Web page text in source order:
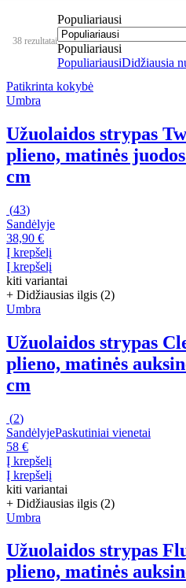
38 rezultatai
Populiariausi
Populiariausi
PopuliariausiDidžiausia
Patikrinta kokybė
Umbra
Užuolaidos strypas
plieno, matinės
cm
(43)
Sandėlyje
38,90 €
Į krepšelį
Į krepšelį
kiti variantai
+ Didžiausias ilgis (2)
Umbra
Užuolaidos strypas
plieno, matinės
cm
(2)
SandėlyjePaskutiniai vienetai
58 €
Į krepšelį
Į krepšelį
kiti variantai
+ Didžiausias ilgis (2)
Umbra
Užuolaidos strypas
plieno, matinės